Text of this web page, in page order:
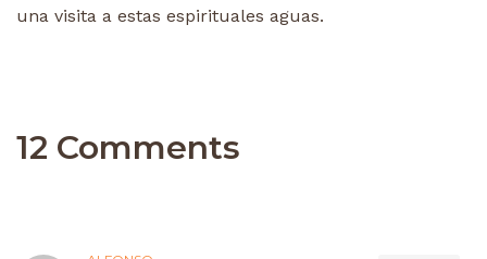
una visita a estas espirituales aguas.
12 Comments